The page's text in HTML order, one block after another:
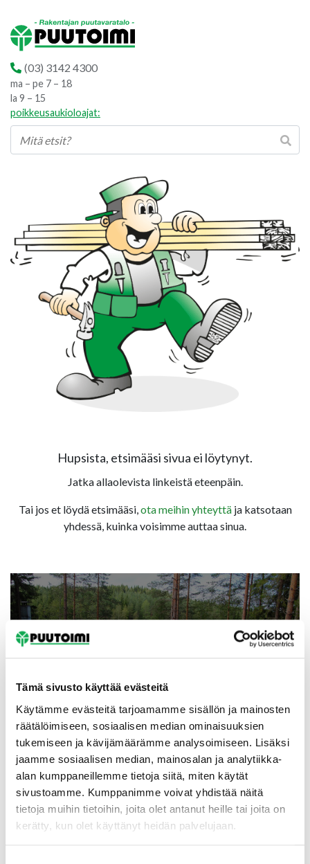
Tämä sivusto käyttää evästeitä
Käytämme evästeitä tarjoamamme sisällön ja mainosten
räätälöimiseen, sosiaalisen median ominaisuuksien
tukemiseen ja kävijämäärämme analysoimiseen. Lisäksi
jaamme sosiaalisen median, mainosalan ja analytiikka-
alan kumppaneillemme tietoja siitä, miten käytät
sivustoamme. Kumppanimme voivat yhdistää näitä
tietoja muihin tietoihin, joita olet antanut heille tai joita on
kerätty, kun olet käyttänyt heidän palvelujaan.
(03) 3142 4300
ma – pe 7 – 18
la 9 – 15
poikkeusaukioloajat:
Hupsista, etsimääsi sivua ei löytynyt.
Jatka allaolevista linkeistä eteenpäin.
Tai jos et löydä etsimääsi,ota meihin yhteyttäja katsotaan
yhdessä, kuinka voisimme auttaa sinua.
Etusivu